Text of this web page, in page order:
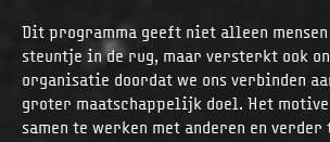
Dit programma geeft niet alleen mensen
steuntje in de rug, maar versterkt ook
organisatie doordat we ons verbinden
groter maatschappelijk doel. Het
samen te werken met anderen en verder